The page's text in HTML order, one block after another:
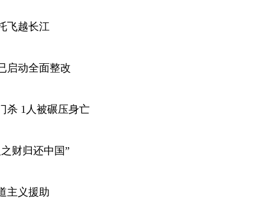
飞越长江
启动全面整改
杀 1人被碾压身亡
财归还中国”
主义援助